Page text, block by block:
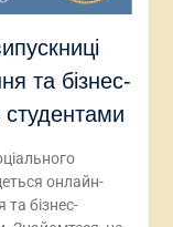
та бізнес-
студентами
онлайн-
та бізнес-